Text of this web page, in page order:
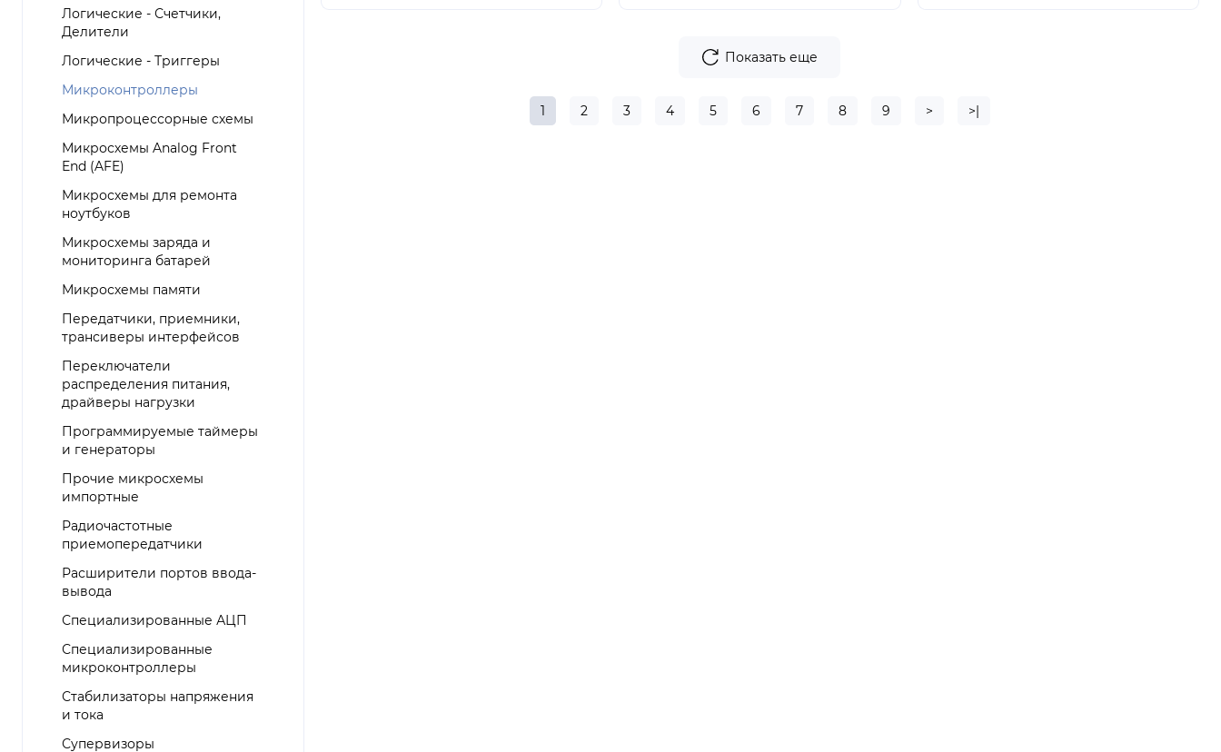
Логические - Счетчики,
Делители
Логические - Триггеры
Микроконтроллеры
Микропроцессорные схемы
Микросхемы Analog Front
End (AFE)
Микросхемы для ремонта
ноутбуков
Микросхемы заряда и
мониторинга батарей
Микросхемы памяти
Передатчики, приемники,
трансиверы интерфейсов
Переключатели
распределения питания,
драйверы нагрузки
Программируемые таймеры
и генераторы
Прочие микросхемы
импортные
Радиочастотные
приемопередатчики
Расширители портов ввода-
вывода
Специализированные АЦП
Специализированные
микроконтроллеры
Стабилизаторы напряжения
и тока
Супервизоры
Показать еще
1 2 3 4 5 6 7 8 9 > >|